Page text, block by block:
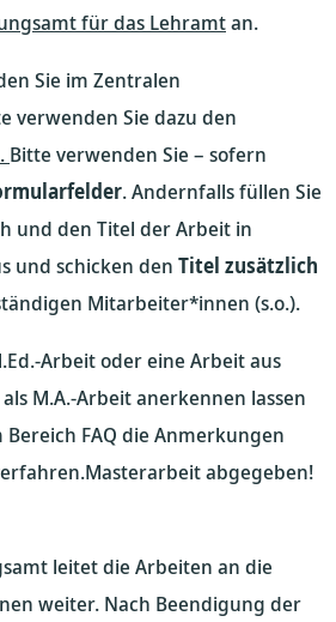
für das Lehramtan.
Sie im Zentralen
verwenden Sie dazu den
. Bitte verwenden Sie – sofern
. Andernfalls füllen Sie
und den Titel der Arbeit in
und schicken den Titel zusätzlich
Mitarbeiter*innen (s.o.).
Arbeit oder eine Arbeit aus
M.A.-Arbeit anerkennen lassen
FAQ die Anmerkungen
abgegeben!
leitet die Arbeiten an die
weiter. Nach Beendigung der